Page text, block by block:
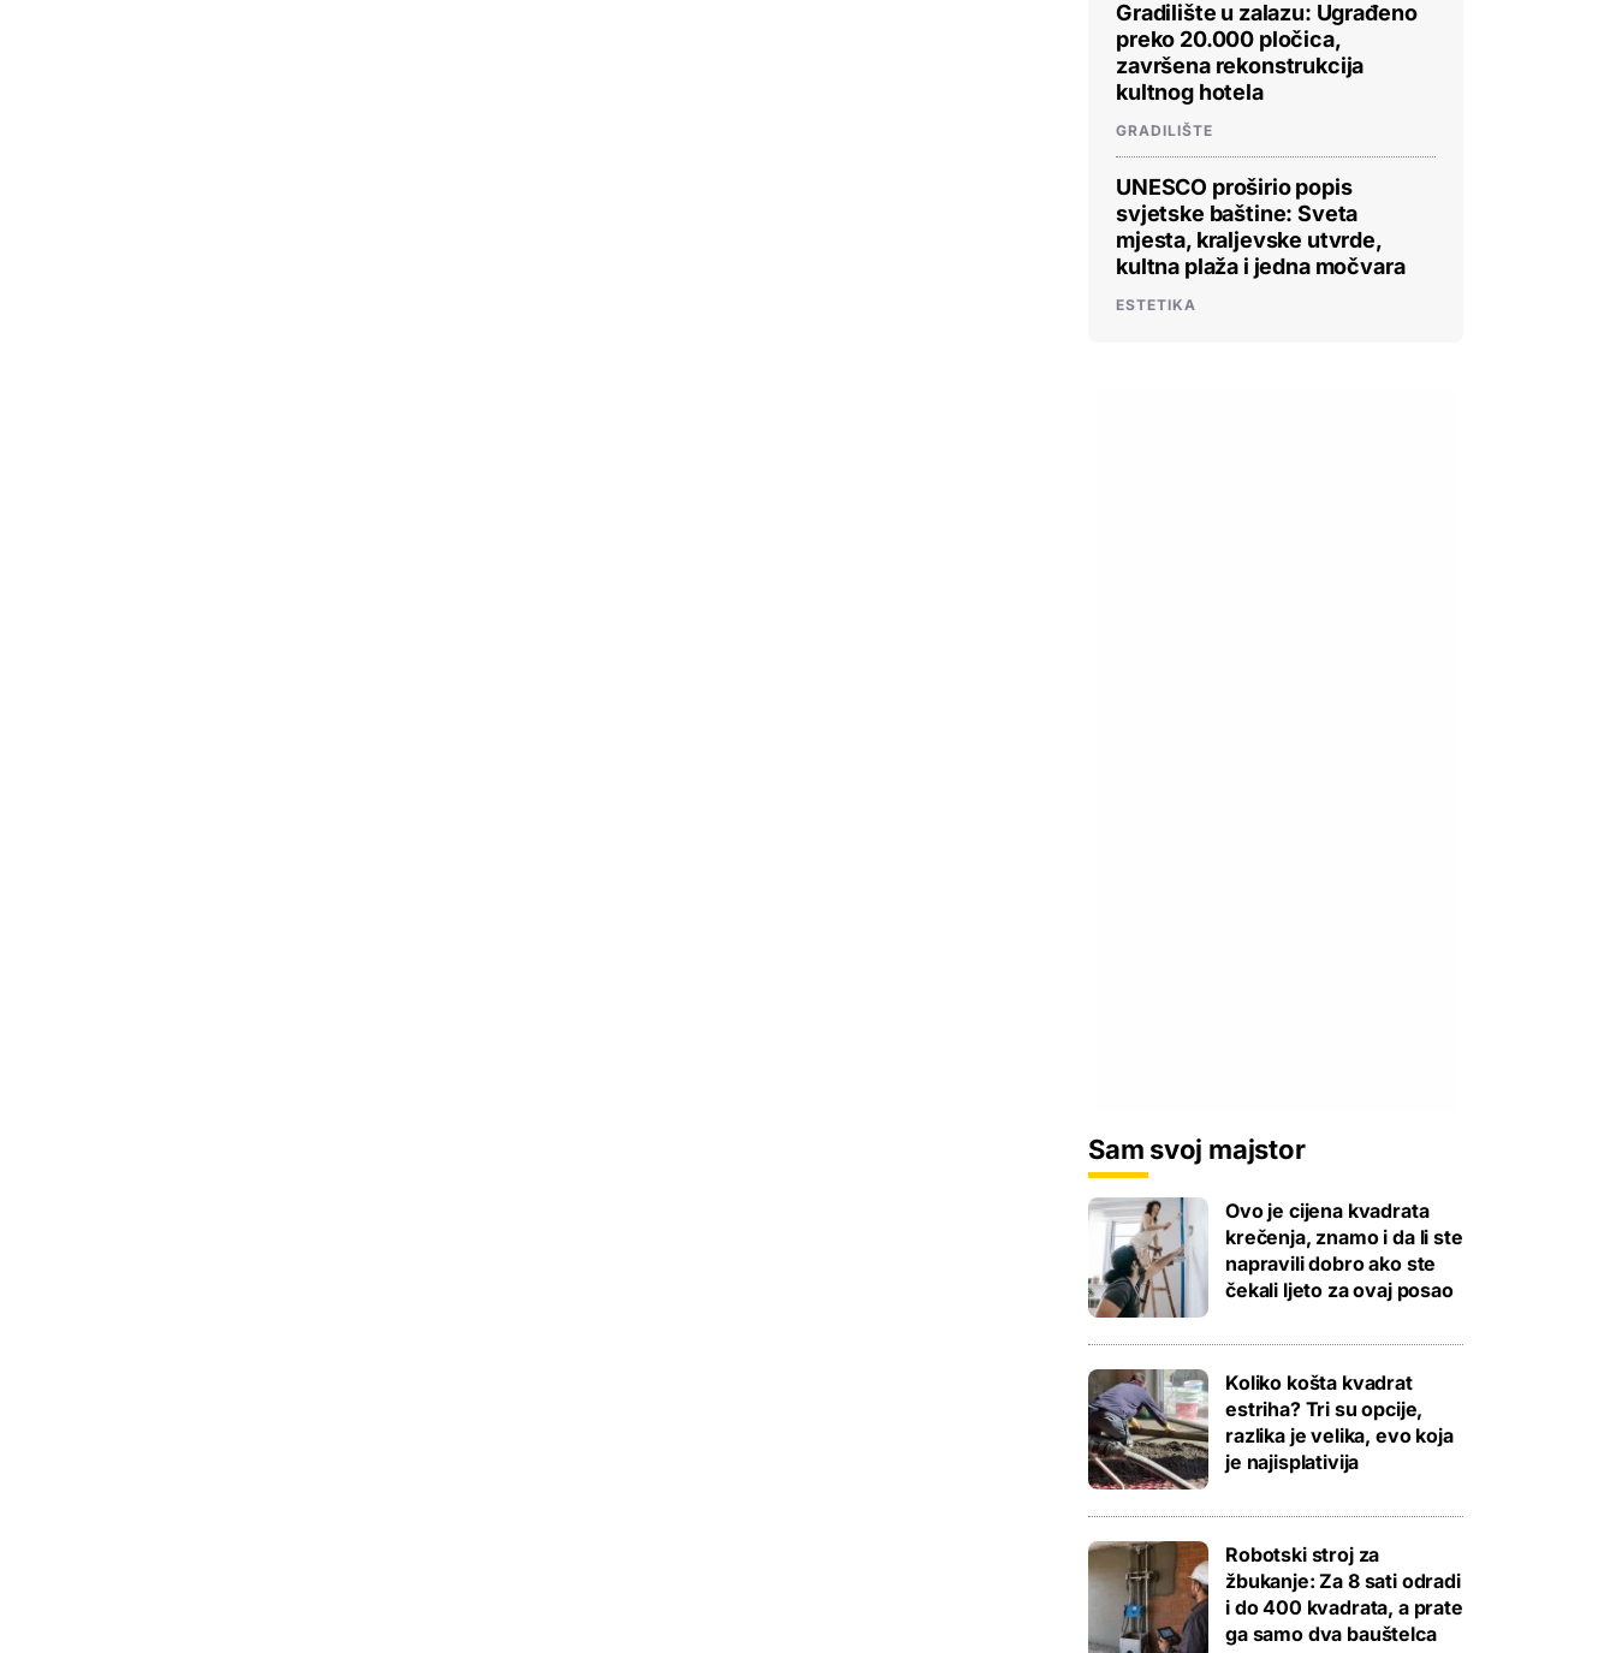
Gradilište u zalazu: Ugrađeno
preko 20.000 pločica,
završena rekonstrukcija
kultnog hotela
GRADILIŠTE
UNESCO proširio popis
svjetske baštine: Sveta
mjesta, kraljevske utvrde,
kultna plaža i jedna močvara
ESTETIKA
Sam svoj majstor
Ovo je cijena kvadrata
krečenja, znamo i da li ste
napravili dobro ako ste
čekali ljeto za ovaj posao
Koliko košta kvadrat
estriha? Tri su opcije,
razlika je velika, evo koja
je najisplativija
Robotski stroj za
žbukanje: Za 8 sati odradi
i do 400 kvadrata, a prate
ga samo dva bauštelca